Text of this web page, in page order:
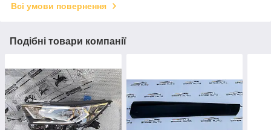
Всі умови повернення
Подібні товари компанії